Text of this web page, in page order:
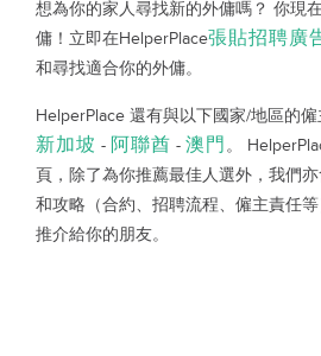
想為你的家人尋找新的外傭嗎？ 你現
傭！立即在HelperPlace張貼招聘廣
和尋找適合你的外傭。
HelperPlace 還有與以下國家/地區的僱
新加坡 - 阿聯酋 - 澳門 。
頁，除了為你推薦最佳人選外，我們
和攻略（合約、招聘流程、僱主責任
推介給你的朋友。